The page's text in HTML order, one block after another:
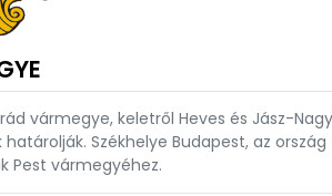
vármegye, keletről Heves és Jász-
Székhelye Budapest, az
Pest vármegyéhez.